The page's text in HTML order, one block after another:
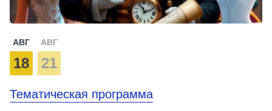
АВГ
18
АВГ
21
Тематическая программа